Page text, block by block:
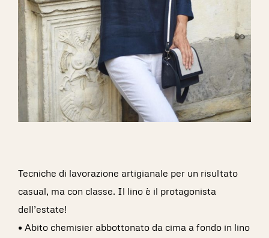
Tecniche di lavorazione artigianale per un risultato
casual, ma con classe. Il lino è il protagonista
dell’estate!
• Abito chemisier abbottonato da cima a fondo in lino